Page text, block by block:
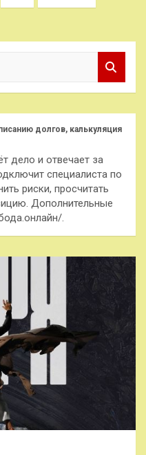
долгов, калькуляция
дело и отвечает за
специалиста по
риски, просчитать
Дополнительные
.